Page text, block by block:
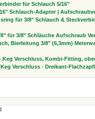
für Schlauch 5/16"
Schlauch-Adapter |
für 3/8" Schlauch &
für 3/8" Schläuche Aufschraub
Bierleitung 3/8" (6,3mm)
Keg Verschluss, Kombi-Fitting,
Verschluss - Dreikant-